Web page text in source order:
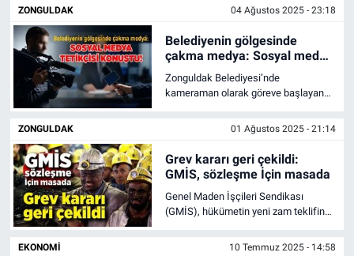
ZONGULDAK 04 Ağustos 2025 - 23:18
Belediyenin gölgesinde
çakma medya: Sosyal medya
tetikçisi konuştu!
Zonguldak Belediyesi’nde
kameraman olarak göreve başlayan
gazetecilere yönelik yaptığı paylaşım,
basın camiasında rahatsızlık yarattı.
Y.A'nın geçmişteki paylaşımları ve işe
alım süreci de yeniden gündeme
geldi.
ZONGULDAK 01 Ağustos 2025 - 21:14
Grev kararı geri çekildi:
GMİS, sözleşme İçin masada
Genel Maden İşçileri Sendikası
(GMİS), hükümetin yeni zam teklifinin
onaylanmasının ardından grev kararını
EKONOMI 10 Temmuz 2025 - 14:58